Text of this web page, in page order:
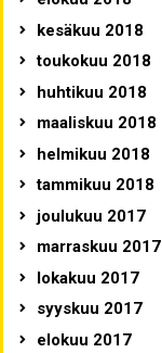
kesäkuu 2018
toukokuu 2018
huhtikuu 2018
maaliskuu 2018
helmikuu 2018
tammikuu 2018
joulukuu 2017
marraskuu 2017
lokakuu 2017
syyskuu 2017
elokuu 2017